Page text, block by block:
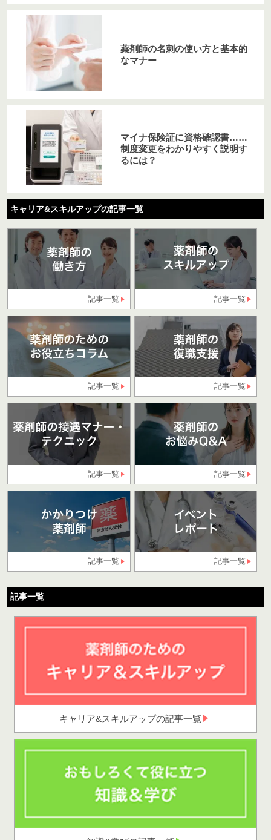
薬剤師の名刺の使い方と基本的
なマナー
マイナ保険証に資格確認書……
制度変更をわかりやすく説明す
るには？
キャリア&スキルアップの記事一覧
記事一覧 記事一覧
記事一覧 記事一覧
記事一覧 記事一覧
記事一覧 記事一覧
記事一覧
キャリア&スキルアップの記事一覧